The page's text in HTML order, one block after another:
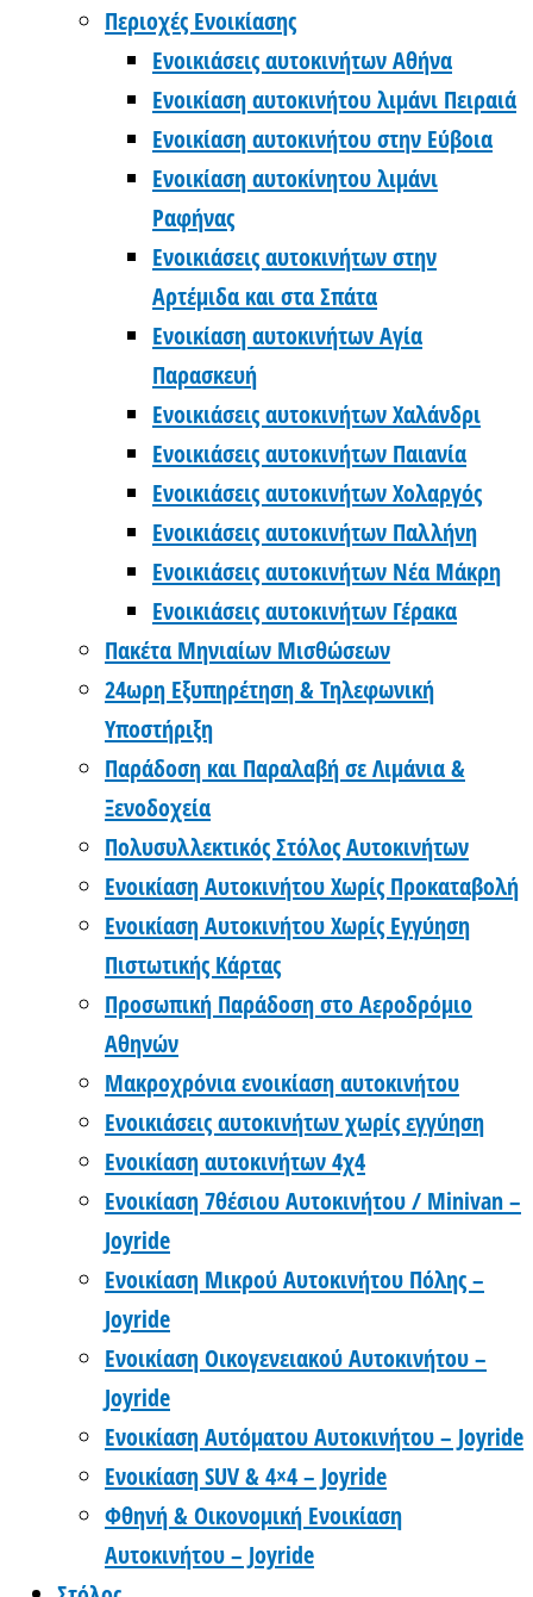
Περιοχές Ενοικίασης
Ενοικιάσεις αυτοκινήτων Αθήνα
Ενοικίαση αυτοκινήτου λιμάνι Πειραιά
Ενοικίαση αυτοκινήτου στην Εύβοια
Ενοικίαση αυτοκίνητου λιμάνι
Ραφήνας
Ενοικιάσεις αυτοκινήτων στην
Αρτέμιδα και στα Σπάτα
Ενοικίαση αυτοκινήτων Αγία
Παρασκευή
Ενοικιάσεις αυτοκινήτων Χαλάνδρι
Ενοικιάσεις αυτοκινήτων Παιανία
Ενοικιάσεις αυτοκινήτων Χολαργός
Ενοικιάσεις αυτοκινήτων Παλλήνη
Ενοικιάσεις αυτοκινήτων Νέα Μάκρη
Ενοικιάσεις αυτοκινήτων Γέρακα
Πακέτα Μηνιαίων Μισθώσεων
24ωρη Εξυπηρέτηση & Τηλεφωνική
Υποστήριξη
Παράδοση και Παραλαβή σε Λιμάνια &
Ξενοδοχεία
Πολυσυλλεκτικός Στόλος Αυτοκινήτων
Ενοικίαση Αυτοκινήτου Χωρίς Προκαταβολή
Ενοικίαση Αυτοκινήτου Χωρίς Εγγύηση
Πιστωτικής Κάρτας
Προσωπική Παράδοση στο Αεροδρόμιο
Αθηνών
Μακροχρόνια ενοικίαση αυτοκινήτου
Ενοικιάσεις αυτοκινήτων χωρίς εγγύηση
Ενοικίαση αυτοκινήτων 4χ4
Ενοικίαση 7θέσιου Αυτοκινήτου / Minivan –
Joyride
Ενοικίαση Μικρού Αυτοκινήτου Πόλης –
Joyride
Ενοικίαση Οικογενειακού Αυτοκινήτου –
Joyride
Ενοικίαση Αυτόματου Αυτοκινήτου – Joyride
Ενοικίαση SUV & 4×4 – Joyride
Φθηνή & Οικονομική Ενοικίαση
Αυτοκινήτου – Joyride